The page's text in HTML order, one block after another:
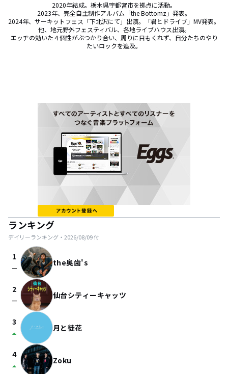
2020年結成。栃木県宇都宮市を拠点に活動。
2023年、完全自主制作アルバム「the Bottomz」発表。
2024年、サーキットフェス「下北沢にて」出演。「君とドライブ」MV発表。
他、地元野外フェスティバル、各地ライブハウス出演。
エッヂの効いた４個性がぶつかり合い、周りに目もくれず、自分たちのやり
たいロックを追及。
ランキング
デイリーランキング・ 2026/08/09付
1
check_indeterminate_small the奥歯's
2
check_indeterminate_small 仙台シティーキャッツ
3
arrow_drop_up 月と徒花
4
arrow_drop_up Zoku